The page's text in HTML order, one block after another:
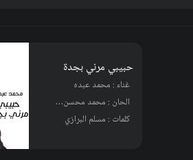
حبيبي مرني بجدة
غناء : محمد عبده
الحان : محمد محسن - الملحن
كلمات : مسلم البرازي